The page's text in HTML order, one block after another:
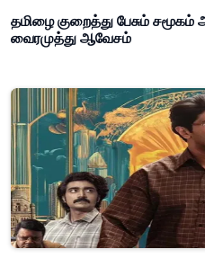
தமிழை குறைத்து பேசும் சமூகம்
வைரமுத்து ஆவேசம்